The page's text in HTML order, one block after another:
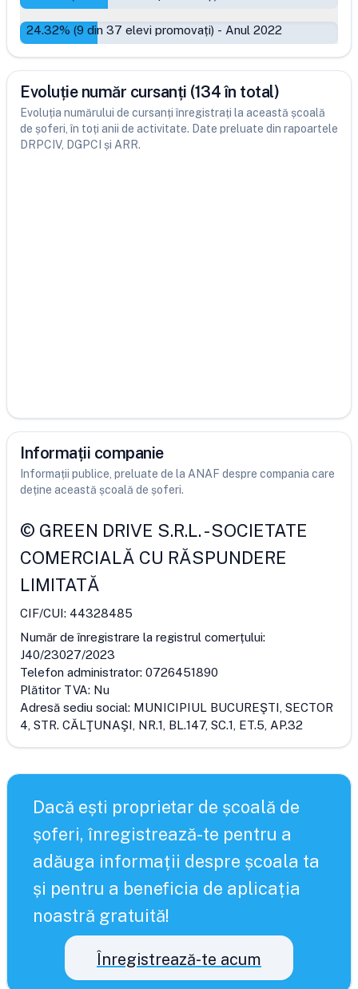
24.32% (9 din 37 elevi promovați) - Anul 2022
Evoluție număr cursanți (134 în total)
Evoluția numărului de cursanți înregistrați la această școală
de șoferi, în toți anii de activitate. Date preluate din rapoartele
DRPCIV, DGPCI și ARR.
Informații companie
Informații publice, preluate de la ANAF despre compania care
deține această școală de șoferi.
© GREEN DRIVE S.R.L.-SOCIETATE
COMERCIALĂ CU RĂSPUNDERE
LIMITATĂ
CIF/CUI: 44328485
Număr de înregistrare la registrul comerțului:
J40/23027/2023
Telefon administrator: 0726451890
Plătitor TVA: Nu
Adresă sediu social: MUNICIPIUL BUCUREŞTI, SECTOR
4, STR. CĂLŢUNAŞI, NR.1, BL.147, SC.1, ET.5, AP.32
Dacă ești proprietar de școală de
șoferi, înregistrează-te pentru a
adăuga informații despre școala ta
și pentru a beneficia de aplicația
noastră gratuită!
Înregistrează-te acum